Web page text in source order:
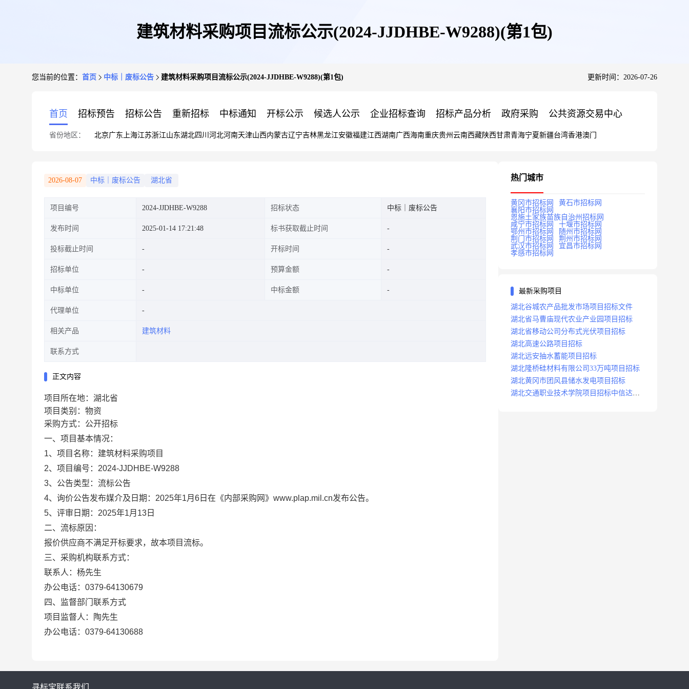
建筑材料采购项目流标公示(2024-JJDHBE-W9288)(第1包)
您当前的位置： 首页 中标｜废标公告 建筑材料采购项目流标公示(2024-JJDHBE-W9288)(第1包) 更新时间：2026-07-26
首页 招标预告 招标公告 重新招标 中标通知 开标公示 候选人公示 企业招标查询 招标产品分析 政府采购 公共资源交易中心
省份地区： 北京广东 上海江苏浙江山东湖北四川 河北河南天津山西内蒙古辽宁吉林黑龙江安徽福建江西湖南广西海南重庆贵州 云南西藏陕西甘肃青海宁夏新疆台湾香港澳门
2026-08-07 中标｜废标公告 湖北省
项目编号 2024-JJDHBE-W9288 招标状态 中标｜废标公告
发布时间 2025-01-14 17:21:48 标书获取截止时间
投标截止时间 开标时间
招标单位 预算金额
中标单位 中标金额
代理单位
相关产品 建筑材料
联系方式
正文内容
项目所在地：湖北省
项目类别：物资
采购方式：公开招标
一、项目基本情况：
1、项目名称：建筑材料采购项目
2、项目编号：2024-JJDHBE-W9288
3、公告类型：流标公告
4、询价公告发布媒介及日期：2025年1月6日在《内部采购网》www.plap.mil.cn发布公告。
5、评审日期：2025年1月13日
二、流标原因：
报价供应商不满足开标要求，故本项目流标。
三、采购机构联系方式：
联系人：杨先生
办公电话： 0379-64130679
四、监督部门联系方式
项目监督人：陶先生
办公电话： 0379-64130688
热门城市
黄冈市招标网
黄石市招标网
襄阳市招标网
恩施土家族苗族自治州招标网
咸宁市招标网
十堰市招标网
鄂州市招标网
随州市招标网
荆门市招标网
荆州市招标网
武汉市招标网
宜昌市招标网
孝感市招标网
最新采购项目
湖北谷城农产品批发市场项目招标文件
湖北省马曹庙现代农业产业园项目招标
湖北省移动公司分布式光伏项目招标
湖北高速公路项目招标
湖北远安抽水蓄能项目招标
湖北隆桥硅材料有限公司33万吨项目招标
湖北黄冈市团风县储水发电项目招标
湖北交通职业技术学院项目招标中信达咨
寻标宝联系我们